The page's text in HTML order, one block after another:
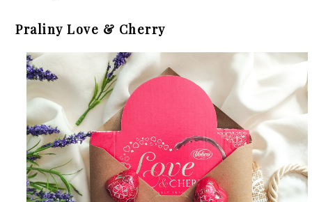
Praliny Love & Cherry